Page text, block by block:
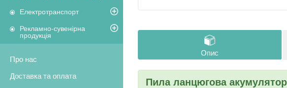
Електротранспорт
Рекламно-сувенірна
продукція
Про нас
Доставка та оплата
Опис
Пила ланцюгова